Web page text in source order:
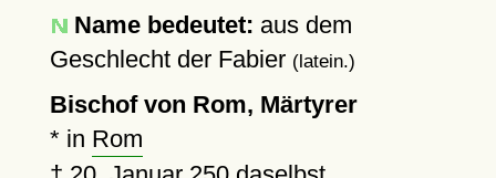
Name bedeutet: aus dem
Geschlecht der Fabier (latein.)
Bischof von Rom, Märtyrer
* in Rom